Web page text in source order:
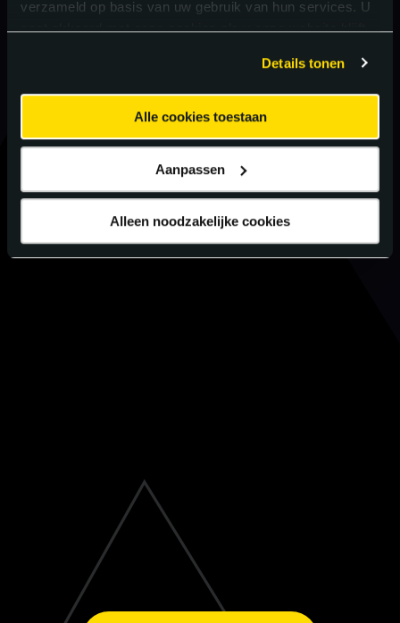
verzameld op basis van uw gebruik van hun services. U
gaat akkoord met onze cookies als u onze website blijft
Details tonen
Alle cookies toestaan
Aanpassen
Alleen noodzakelijke cookies